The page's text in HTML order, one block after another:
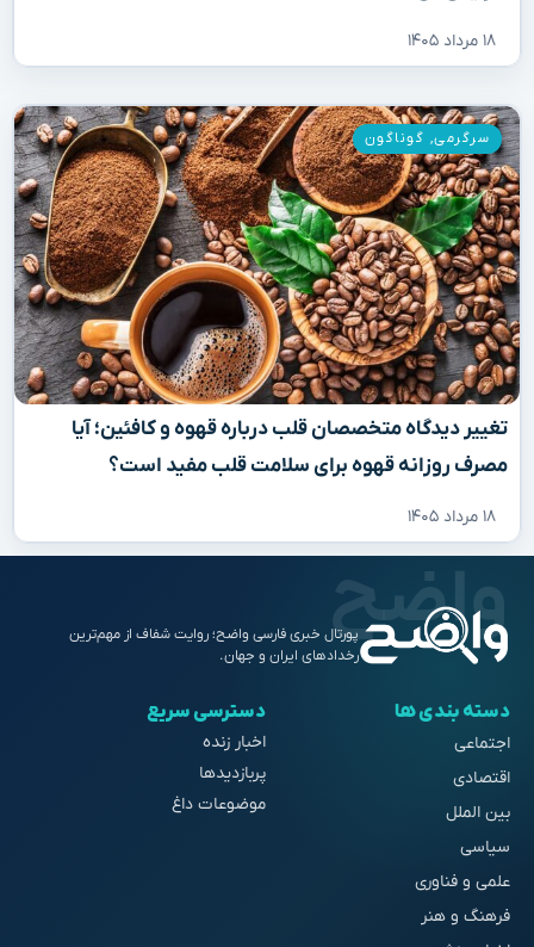
۱۸ مرداد ۱۴۰۵
تغییر دیدگاه متخصصان قلب درباره قهوه و کافئین؛ آیا
مصرف روزانه قهوه برای سلامت قلب مفید است؟
۱۸ مرداد ۱۴۰۵
سرگرمی, گوناگون
پورتال خبری فارسی واضح؛ روایت شفاف از مهم‌ترین
رخدادهای ایران و جهان.
دسته بندی ها
اجتماعی
اقتصادی
بین الملل
سیاسی
علمی و فناوری
فرهنگ و هنر
دسترسی سریع
اخبار زنده
پربازدیدها
موضوعات داغ